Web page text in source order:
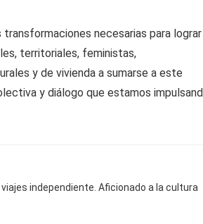
necesarias para lograr
territoriales, feministas,
y de vivienda a sumarse a este
y diálogo que estamos
independiente. Aficionado a la cultura